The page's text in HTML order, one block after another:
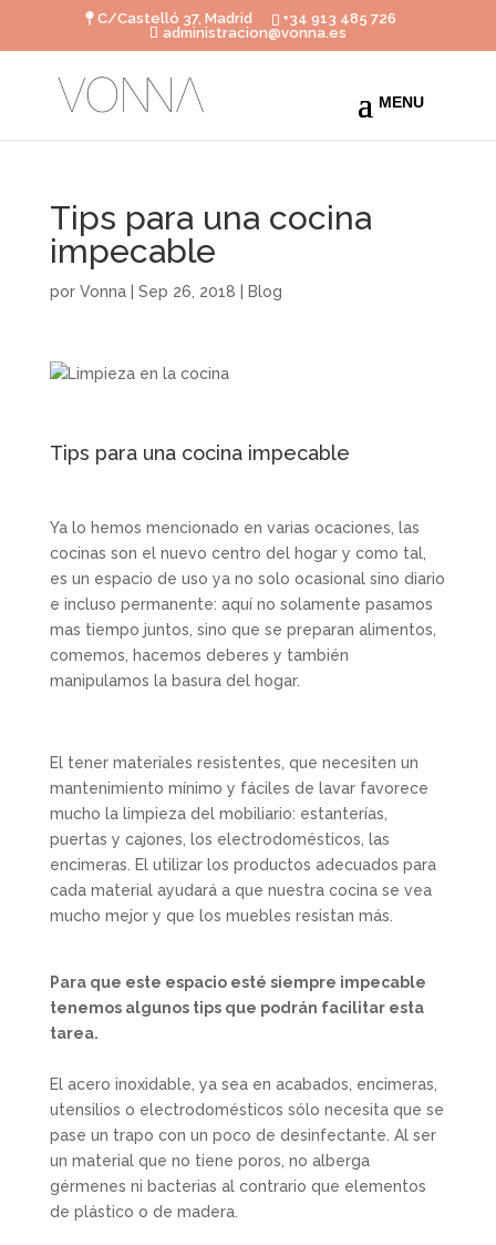
C/Castelló 37, Madrid
+34 913 485 726
administracion@vonna.es
Tips para una cocina
impecable
por Vonna| Sep 26, 2018 Blog
Tips para una cocina impecable
Ya lo hemos mencionado en varias ocaciones, las
cocinas son el nuevo centro del hogar y como tal,
es un espacio de uso ya no solo ocasional sino diario
e incluso permanente: aquí no solamente pasamos
mas tiempo juntos, sino que se preparan alimentos,
comemos, hacemos deberes y también
manipulamos la basura del hogar.
El tener materiales resistentes, que necesiten un
mantenimiento mínimo y fáciles de lavar favorece
mucho la limpieza del mobiliario: estanterías,
puertas y cajones, los electrodomésticos, las
encimeras. El utilizar los productos adecuados para
cada material ayudará a que nuestra cocina se vea
mucho mejor y que los muebles resistan más.
Para que este espacio esté siempre impecable
tenemos algunos tips que podrán facilitar esta
tarea.
El acero inoxidable, ya sea en acabados, encimeras,
utensilios o electrodomésticos sólo necesita que se
pase un trapo con un poco de desinfectante. Al ser
un material que no tiene poros, no alberga
gérmenes ni bacterias al contrario que elementos
de plástico o de madera.